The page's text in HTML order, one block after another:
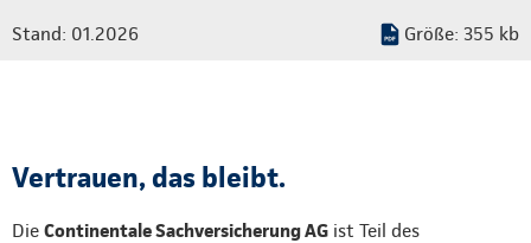
Stand: 01.2026 Größe: 355 kb
Vertrauen, das bleibt.
Die Continentale Sachversicherung AG ist Teil des